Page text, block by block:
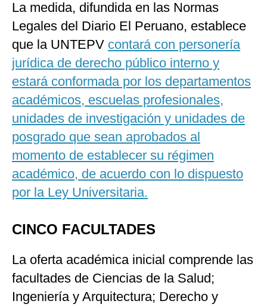
La medida, difundida en las Normas
Legales del Diario El Peruano, establece
que la UNTEPV contará con personería
jurídica de derecho público interno y
estará conformada por los departamentos
académicos, escuelas profesionales,
unidades de investigación y unidades de
posgrado que sean aprobados al
momento de establecer su régimen
académico, de acuerdo con lo dispuesto
por la Ley Universitaria.
CINCO FACULTADES
La oferta académica inicial comprende las
facultades de Ciencias de la Salud;
Ingeniería y Arquitectura; Derecho y